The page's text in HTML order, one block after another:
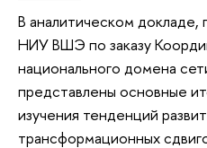
В аналитическом
НИУ ВШЭ по заказу
национального домена
представлены основные
изучения тенденций
трансформационных